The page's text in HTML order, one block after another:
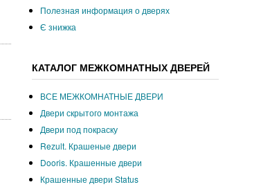
Полезная информация о дверях
Є знижка
КАТАЛОГ МЕЖКОМНАТНЫХ ДВЕРЕЙ
ВСЕ МЕЖКОМНАТНЫЕ ДВЕРИ
Двери скрытого монтажа
Двери под покраску
Rezult. Крашеные двери
Dooris. Крашенные двери
Крашенные двери Status